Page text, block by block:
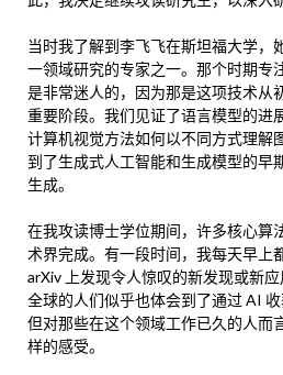
当时我了解到李飞飞在斯坦福大学，
一领域研究的专家之一。那个时期专
是非常迷人的，因为那是这项技术从
重要阶段。我们见证了语言模型的进
计算机视觉方法如何以不同方式理解
到了生成式人工智能和生成模型的早
生成。
在我攻读博士学位期间，许多核心算
术界完成。有一段时间，我每天早上
arXiv 上发现令人惊叹的新发现或新应
全球的人们似乎也体会到了通过 AI 收
但对那些在这个领域工作已久的人而
样的感受。